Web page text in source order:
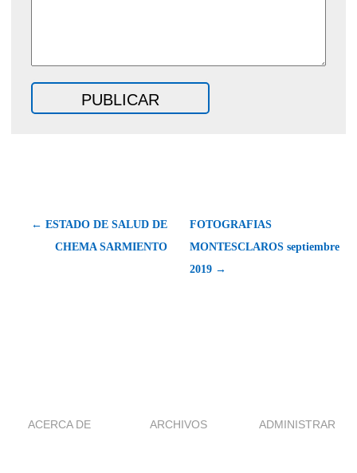
← ESTADO DE SALUD DE
CHEMA SARMIENTO
FOTOGRAFIAS
MONTESCLAROS septiembre
2019 →
ACERCA DE ARCHIVOS ADMINISTRAR